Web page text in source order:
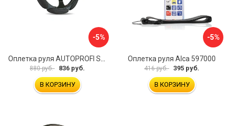
-5%
880 руб. 836 руб.
В КОРЗИНУ
-5%
Оплетка руля Alca 597000
416 руб. 395 руб.
В КОРЗИНУ